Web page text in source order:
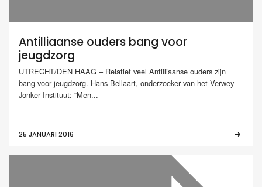
Antilliaanse ouders bang voor
jeugdzorg
UTRECHT/DEN HAAG – Relatief veel Antilliaanse ouders zijn
bang voor jeugdzorg. Hans Bellaart, onderzoeker van het Verwey-
Jonker Instituut: “Men...
25 JANUARI 2016